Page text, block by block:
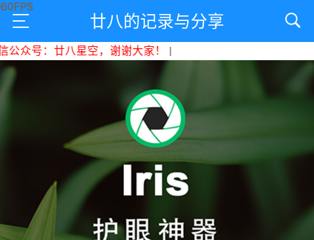
廿八的记录与分享
号：廿八星空，谢谢大家！|